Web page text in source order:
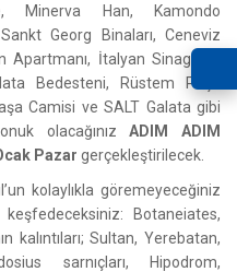
Minerva Han, Kamondo
Georg Binaları, Ceneviz
Apartmanı, İtalyan Sinagogu,
Bedesteni, Rüstem Paşa
Camisi ve SALT Galata gibi
olacağınızADIM ADIM
Pazar gerçekleştirilecek.
kolaylıkla göremeyeceğiniz
keşfedeceksiniz: Botaneiates,
kalıntıları; Sultan, Yerebatan,
sarnıçları, Hipodrom,